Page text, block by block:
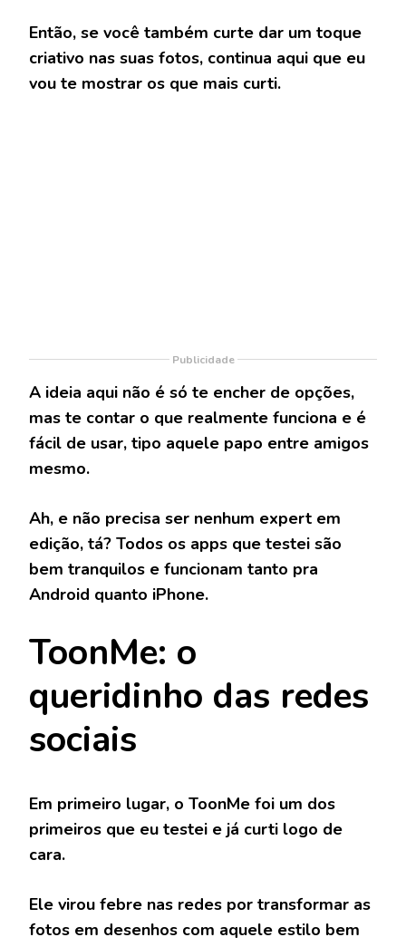
Então, se você também curte dar um toque
criativo nas suas fotos, continua aqui que eu
vou te mostrar os que mais curti.
Publicidade
A ideia aqui não é só te encher de opções,
mas te contar o que realmente funciona e é
fácil de usar, tipo aquele papo entre amigos
mesmo.
Ah, e não precisa ser nenhum expert em
edição, tá? Todos os apps que testei são
bem tranquilos e funcionam tanto pra
Android quanto iPhone.
ToonMe: o
queridinho das redes
sociais
Em primeiro lugar, o ToonMe foi um dos
primeiros que eu testei e já curti logo de
cara.
Ele virou febre nas redes por transformar as
fotos em desenhos com aquele estilo bem